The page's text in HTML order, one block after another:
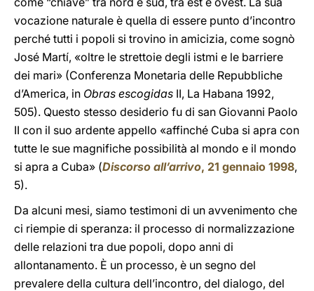
vocazione naturale è quella di essere punto d’incontro
perché tutti i popoli si trovino in amicizia, come sognò
José Martí, «oltre le strettoie degli istmi e le barriere
dei mari» (Conferenza Monetaria delle Repubbliche
d’America, in Obras escogidas II, La Habana 1992,
505). Questo stesso desiderio fu di san Giovanni Paolo
II con il suo ardente appello «affinché Cuba si apra con
tutte le sue magnifiche possibilità al mondo e il mondo
si apra a Cuba» (Discorso all’arrivo, 21 gennaio 1998,
5).
Da alcuni mesi, siamo testimoni di un avvenimento che
ci riempie di speranza: il processo di normalizzazione
delle relazioni tra due popoli, dopo anni di
allontanamento. È un processo, è un segno del
prevalere della cultura dell’incontro, del dialogo, del